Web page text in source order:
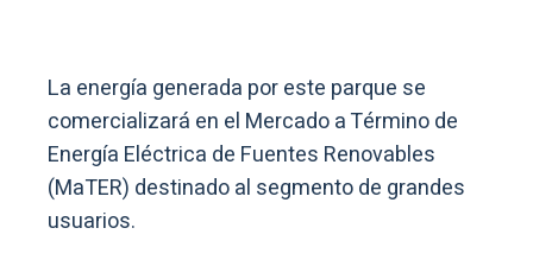
La energía generada por este parque se
comercializará en el Mercado a Término de
Energía Eléctrica de Fuentes Renovables
(MaTER) destinado al segmento de grandes
usuarios.